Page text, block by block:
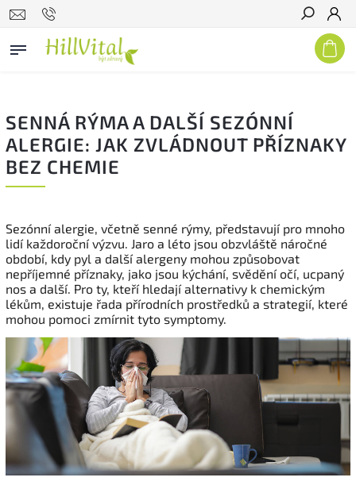
Hledat
SENNÁ RÝMA A DALŠÍ SEZÓNNÍ
ALERGIE: JAK ZVLÁDNOUT PŘÍZNAKY
BEZ CHEMIE
Sezónní alergie, včetně senné rýmy, představují pro mnoho
lidí každoroční výzvu. Jaro a léto jsou obzvláště náročné
období, kdy pyl a další alergeny mohou způsobovat
nepříjemné příznaky, jako jsou kýchání, svědění očí, ucpaný
nos a další. Pro ty, kteří hledají alternativy k chemickým
lékům, existuje řada přírodních prostředků a strategií, které
mohou pomoci zmírnit tyto symptomy.